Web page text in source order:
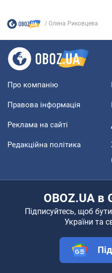
Олена Риковцева
Про компанію
Правова інформація
Реклама на сайті
Редакційна політика
OBOZ.UA в
Підписуйтесь, щоб
України та